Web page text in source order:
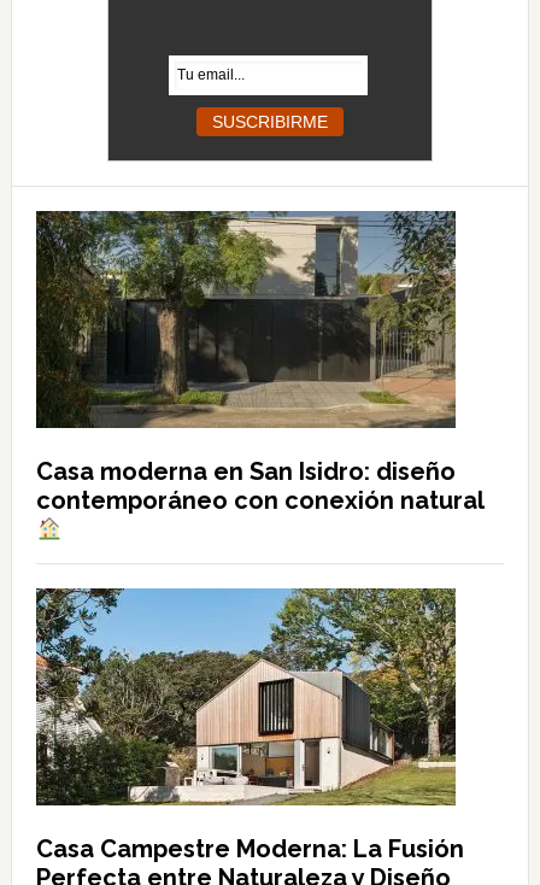
Casa moderna en San Isidro: diseño
contemporáneo con conexión natural
Casa Campestre Moderna: La Fusión
Perfecta entre Naturaleza y Diseño